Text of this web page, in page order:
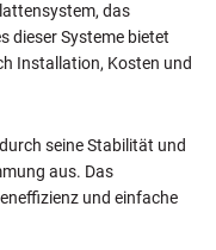
das
dieser Systeme bietet
Installation, Kosten und
seine Stabilität und
aus. Das
und einfache